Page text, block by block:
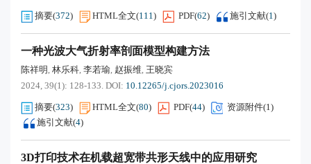
摘要(372) HTML全文(111) PDF(62) 施引文献(1)
一种光波大气折射率剖面模型构建方法
陈祥明, 林乐科, 李若瑜, 赵振维, 王晓宾
2024, 39(1): 128-133. DOI: 10.12265/j.cjors.2023016
摘要(323) HTML全文(80) PDF(44) 资源附件(1)
施引文献(4)
3D打印技术在机载超宽带共形天线中的应用研究